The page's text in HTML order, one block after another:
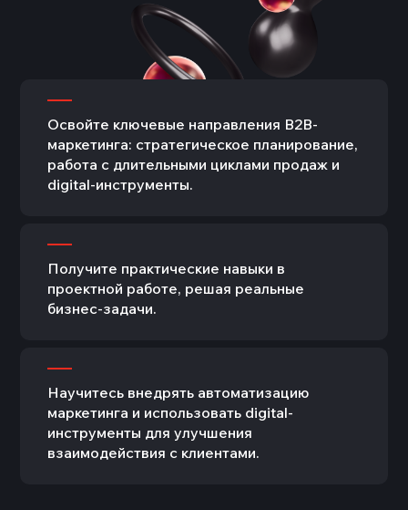
Освойте ключевые направления B2B-
маркетинга: стратегическое планирование,
работа с длительными циклами продаж и
digital-инструменты.
Получите практические навыки в
проектной работе, решая реальные
бизнес-задачи.
Научитесь внедрять автоматизацию
маркетинга и использовать digital-
инструменты для улучшения
взаимодействия с клиентами.